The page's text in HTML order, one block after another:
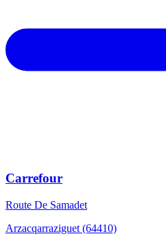
Carrefour
Route De Samadet
Arzacqarraziguet (64410)